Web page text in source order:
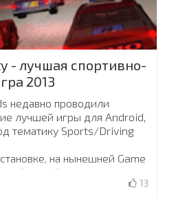
- лучшая спортивно-
2013
недавно проводили
лучшей игры для Android,
тематику Sports/Driving
на нынешней Game
были объявлены
13